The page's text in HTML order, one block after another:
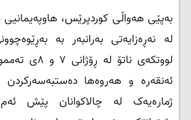
بەپێی هەواڵی کوردپرێس، هاوپەیمانیی
لە نەڕەزایەتی بەرانبەر بە
لووتکەی ناتۆ لە
ئەنقەرە و هەروەها دەستبەسەرکردن
ژمارەیەک لە چالاکوانان پێش ئەم